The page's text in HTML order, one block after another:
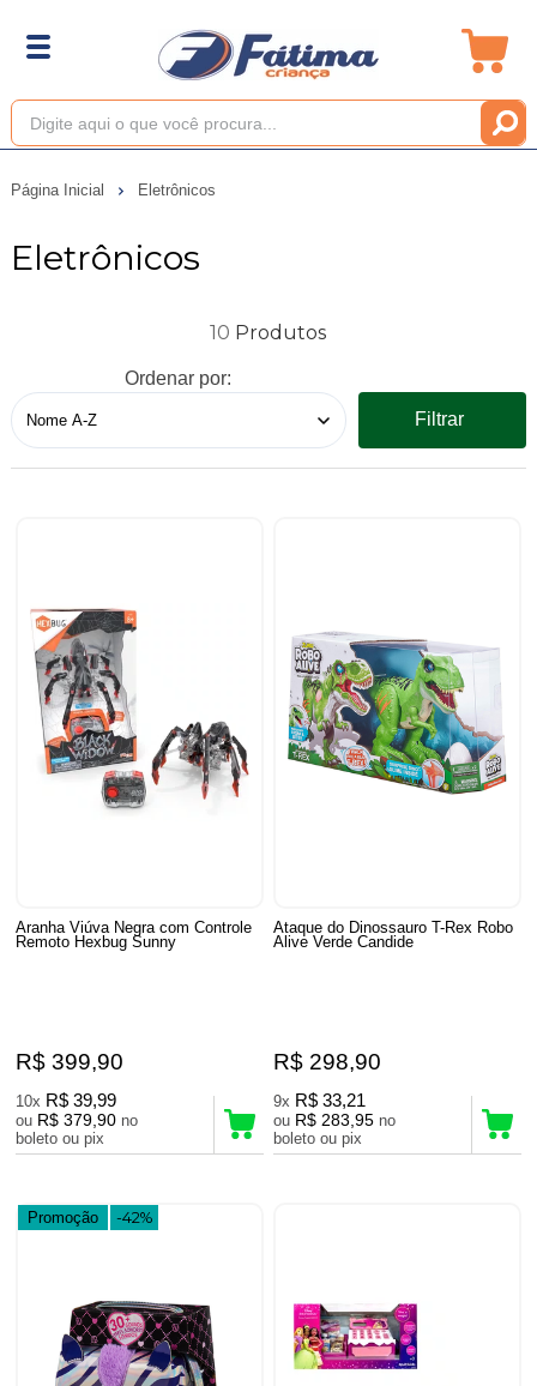
Página Inicial Eletrônicos
Eletrônicos
10
Ordenar por:
Filtrar
Aranha Viúva Negra com Controle
Remoto Hexbug Sunny
R$ 399,90
10x R$ 39,99
ou R$ 379,90 no
boleto ou pix
Ataque do Dinossauro T-Rex Robo
Alive Verde Candide
R$ 298,90
9x R$ 33,21
ou R$ 283,95 no
boleto ou pix
Promoção -42%